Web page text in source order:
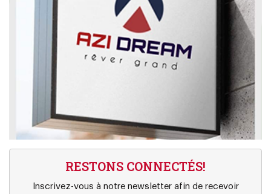
RESTONS CONNECTÉS!
Inscrivez-vous à notre newsletter afin de recevoir